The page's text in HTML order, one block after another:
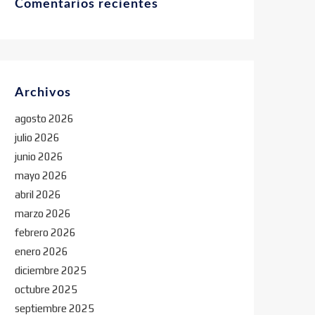
Comentarios recientes
Archivos
agosto 2026
julio 2026
junio 2026
mayo 2026
abril 2026
marzo 2026
febrero 2026
enero 2026
diciembre 2025
octubre 2025
septiembre 2025